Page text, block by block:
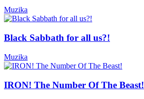
Muzika
Black Sabbath for all us?!
Muzika
IRON! The Number Of The Beast!